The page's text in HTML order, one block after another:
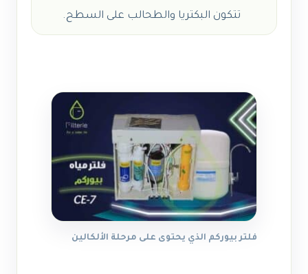
تتكون البكتريا والطحالب على السطح.
فلتر بيوركم الذي يحتوى على مرحلة الألكالين